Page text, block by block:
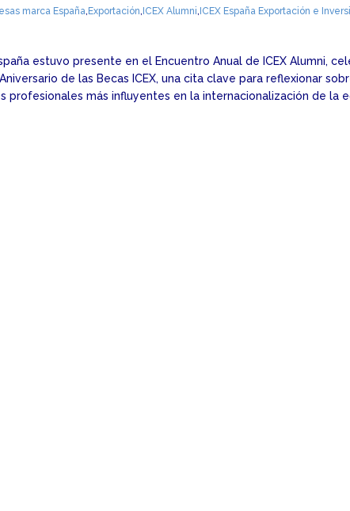
marca España, Exportación, ICEX Alumni, ICEX España Exportación e
estuvo presente en el Encuentro Anual de ICEX Alumni,
de las Becas ICEX, una cita clave para reflexionar
profesionales más influyentes en la internacionalización de la